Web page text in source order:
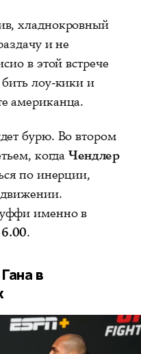
хладнокровный
и не
в этой встрече
лоу-кики и
американца.
бурю. Во втором
когдаЧендлер
по инерции,
именно в
6.00.
в